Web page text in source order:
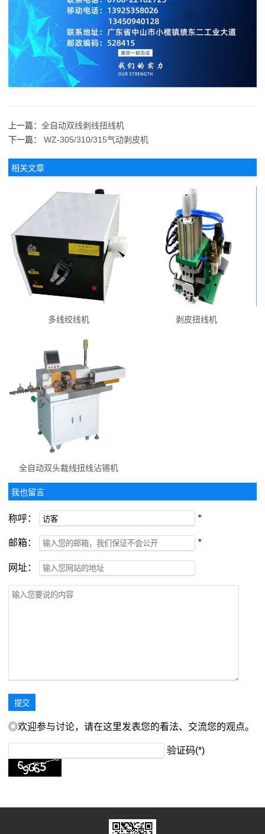
上一篇： 全自动双线剥线扭线机
下一篇： WZ-305/310/315气动剥皮机
相关文章
多线绞线机 剥皮扭线机
全自动双头裁线扭线沾锡机
我也留言
称呼： *
邮箱： *
网址：
◎欢迎参与讨论，请在这里发表您的看法、交流您的观点。
验证码(*)